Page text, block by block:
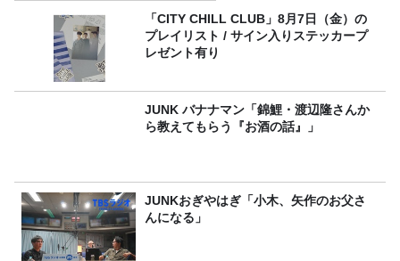
「CITY CHILL CLUB」8月7日（金）の
プレイリスト / サイン入りステッカープ
レゼント有り
JUNK バナナマン「錦鯉・渡辺隆さんか
ら教えてもらう『お酒の話』」
JUNKおぎやはぎ「小木、矢作のお父さ
んになる」